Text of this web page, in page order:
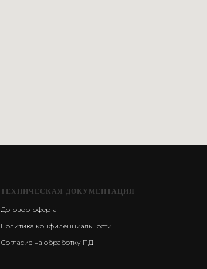
ТЕХНИЧЕСКАЯ ДОКУМЕНТАЦИЯ
Договор-оферта
Политика конфиденциальности
Согласие на обработку ПД